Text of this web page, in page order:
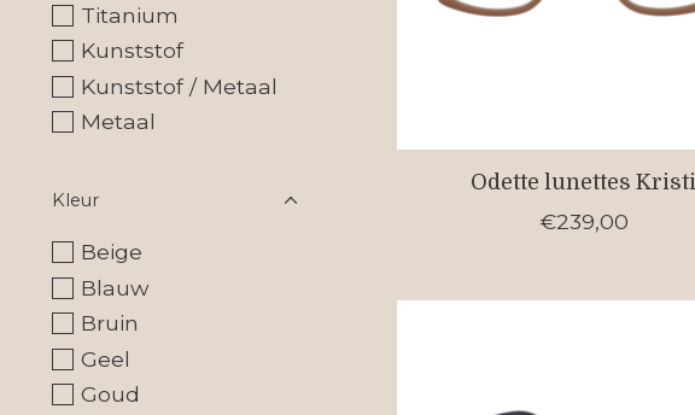
Titanium
Kunststof
Kunststof / Metaal
Metaal
Kleur
Beige
Blauw
Bruin
Geel
Goud
Odette lunettes Kristi
€239,00